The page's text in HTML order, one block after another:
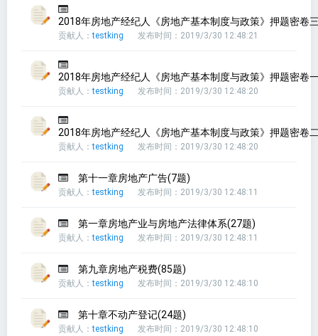
2018年房地产经纪人《房地产基本制度与政策》押题密卷
贡献人：testking 发布时间：2019/3/30 12:48:21
2018年房地产经纪人《房地产基本制度与政策》押题密卷
贡献人：testking 发布时间：2019/3/30 12:48:20
2018年房地产经纪人《房地产基本制度与政策》押题密卷
贡献人：testking 发布时间：2019/3/30 12:48:20
第十一章房地产广告(7题)
贡献人：testking 发布时间：2019/3/30 12:48:11
第一章房地产业与房地产法律体系(27题)
贡献人：testking 发布时间：2019/3/30 12:48:11
第九章房地产税费(85题)
贡献人：testking 发布时间：2019/3/30 12:48:10
第十章不动产登记(24题)
贡献人：testking 发布时间：2019/3/30 12:48:10